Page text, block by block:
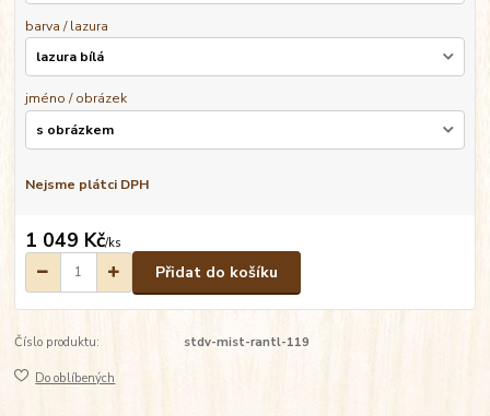
barva / lazura
jméno / obrázek
Nejsme plátci DPH
1 049 Kč/ks
Přidat do košíku
Číslo produktu: stdv-mist-rantl-119
Do oblíbených